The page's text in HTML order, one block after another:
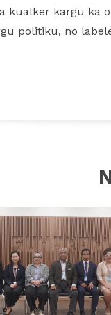
kualker kargu ka
politiku, no